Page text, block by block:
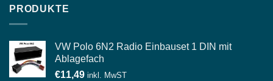
PRODUKTE
VW Polo 6N2 Radio Einbauset 1 DIN mit
Ablagefach
€11,49 inkl. MwST